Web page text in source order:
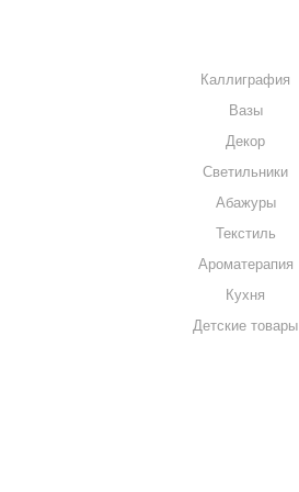
Каллиграфия
Вазы
Декор
Светильники
Абажуры
Текстиль
Ароматерапия
Кухня
Детские товары